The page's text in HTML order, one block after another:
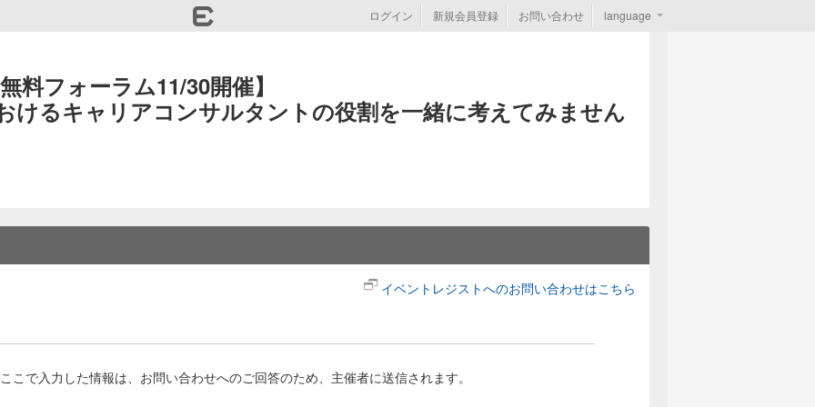
ログイン 新規会員登録 お問い合わせ language
料フォーラム11/30開催】
けるキャリアコンサルタントの役割を一緒に考えてみません
イベントレジストへのお問い合わせはこちら
こで入力した情報は、お問い合わせへのご回答のため、主催者に送信されます。